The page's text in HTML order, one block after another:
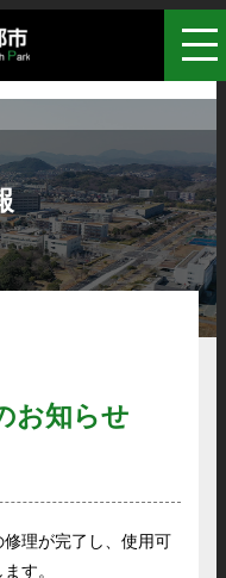
お知らせ
理が完了し、使用可
す。